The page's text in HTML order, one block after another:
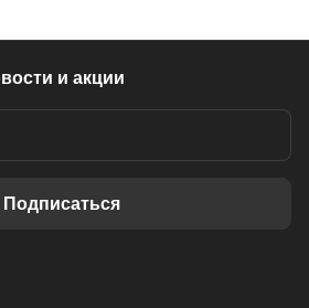
и акции
Подписаться